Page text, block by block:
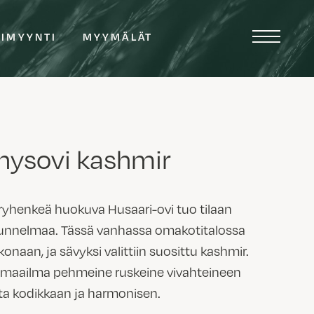
MYYMÄLÄT
kashmir
huokuva Husaari-ovi tuo tilaan
Tässä vanhassa omakotitalossa
ja sävyksi valittiin suosittu kashmir.
pehmeine ruskeine vivahteineen
kodikkaan ja harmonisen.